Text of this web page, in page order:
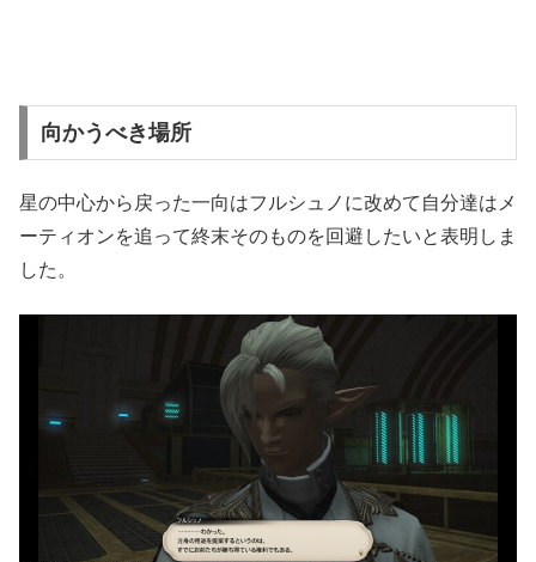
向かうべき場所
星の中心から戻った一向はフルシュノに改めて自分達はメ
ーティオンを追って終末そのものを回避したいと表明しま
した。